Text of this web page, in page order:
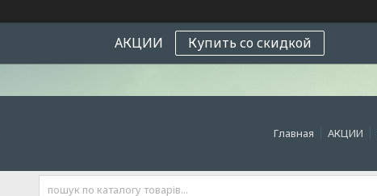
АКЦИИ Купить со скидкой
Главная АКЦИИ